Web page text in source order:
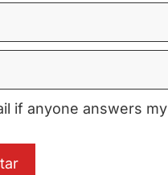
if anyone answers